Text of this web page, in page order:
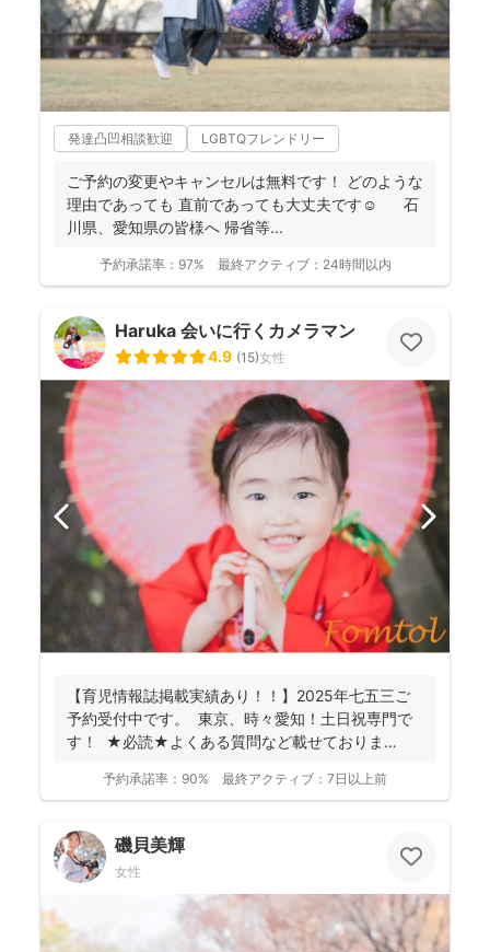
発達凸凹相談歓迎 LGBTQフレンドリー
ご予約の変更やキャンセルは無料です！ どのような
理由であっても 直前であっても大丈夫です☺️ 石
川県、愛知県の皆様へ 帰省等...
予約承諾率： 97% 最終アクティブ： 24時間以内
Haruka 会いに行くカメラマン
4.9 (15)女性
【育児情報誌掲載実績あり！！】2025年七五三ご
予約受付中です。 東京、時々愛知！土日祝専門で
す！ ★必読★よくある質問など載せておりま
予約承諾率： 90% 最終アクティブ： 7日以上前
磯貝美輝
女性